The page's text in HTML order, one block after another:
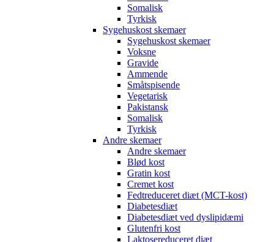
Somalisk
Tyrkisk
Sygehuskost skemaer
Sygehuskost skemaer
Voksne
Gravide
Ammende
Småtspisende
Vegetarisk
Pakistansk
Somalisk
Tyrkisk
Andre skemaer
Andre skemaer
Blød kost
Gratin kost
Cremet kost
Fedtreduceret diæt (MCT-kost)
Diabetesdiæt
Diabetesdiæt ved dyslipidæmi
Glutenfri kost
Laktosereduceret diæt